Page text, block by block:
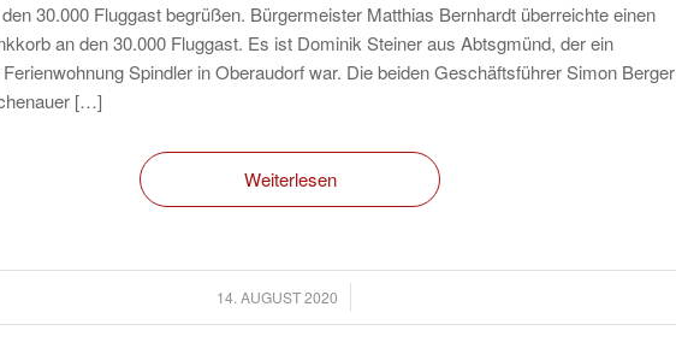
30.000 Fluggast begrüßen. Bürgermeister Matthias Bernhardt überreichte einen
an den 30.000 Fluggast. Es ist Dominik Steiner aus Abtsgmünd, der ein
Spindler in Oberaudorf war. Die beiden Geschäftsführer Simon Berger
[…]
Weiterlesen
14. AUGUST 2020
/